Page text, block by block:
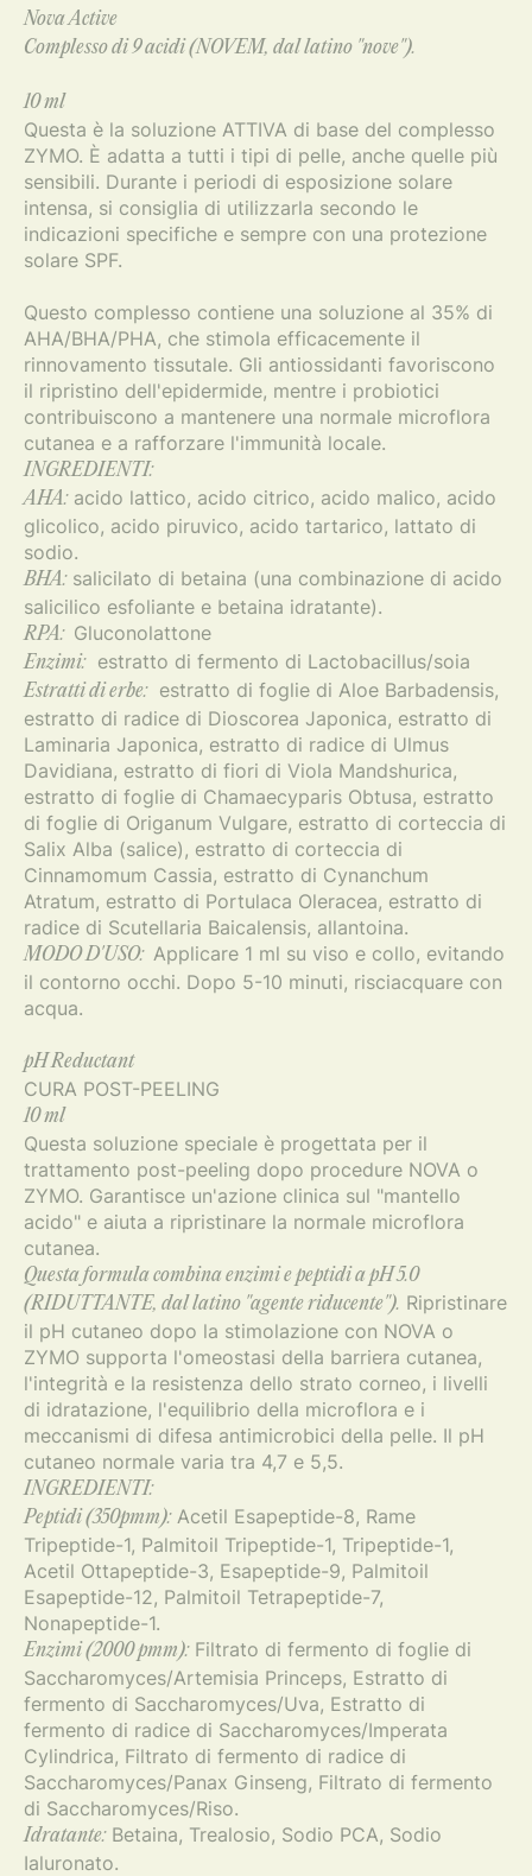
Nova Active
Complesso di 9 acidi (NOVEM, dal latino "nove").
10 ml
Questa è la soluzione ATTIVA di base del complesso
ZYMO. È adatta a tutti i tipi di pelle, anche quelle più
sensibili. Durante i periodi di esposizione solare
intensa, si consiglia di utilizzarla secondo le
indicazioni specifiche e sempre con una protezione
solare SPF.
Questo complesso contiene una soluzione al 35% di
AHA/BHA/PHA, che stimola efficacemente il
rinnovamento tissutale. Gli antiossidanti favoriscono
il ripristino dell'epidermide, mentre i probiotici
contribuiscono a mantenere una normale microflora
cutanea e a rafforzare l'immunità locale.
INGREDIENTI:
AHA:acido lattico, acido citrico, acido malico, acido
glicolico, acido piruvico, acido tartarico, lattato di
sodio.
BHA:salicilato di betaina (una combinazione di acido
salicilico esfoliante e betaina idratante).
RPA: Gluconolattone
Enzimi:estratto di fermento di Lactobacillus/soia
Estratti di erbe:estratto di foglie di Aloe Barbadensis,
estratto di radice di Dioscorea Japonica, estratto di
Laminaria Japonica, estratto di radice di Ulmus
Davidiana, estratto di fiori di Viola Mandshurica,
estratto di foglie di Chamaecyparis Obtusa, estratto
di foglie di Origanum Vulgare, estratto di corteccia di
Salix Alba (salice), estratto di corteccia di
Cinnamomum Cassia, estratto di Cynanchum
Atratum, estratto di Portulaca Oleracea, estratto di
radice di Scutellaria Baicalensis, allantoina.
MODO D'USO: Applicare 1 ml su viso e collo, evitando
il contorno occhi. Dopo 5-10 minuti, risciacquare con
acqua.
pH Reductant
CURA POST-PEELING
10 ml
Questa soluzione speciale è progettata per il
trattamento post-peeling dopo procedure NOVA o
ZYMO. Garantisce un'azione clinica sul "mantello
acido" e aiuta a ripristinare la normale microflora
cutanea.
Questa formula combina enzimi e peptidi a pH 5.0
(RIDUTTANTE, dal latino "agente riducente"). Ripristinare
il pH cutaneo dopo la stimolazione con NOVA o
ZYMO supporta l'omeostasi della barriera cutanea,
l'integrità e la resistenza dello strato corneo, i livelli
di idratazione, l'equilibrio della microflora e i
meccanismi di difesa antimicrobici della pelle. Il pH
cutaneo normale varia tra 4,7 e 5,5.
INGREDIENTI:
Peptidi (350pmm):Acetil Esapeptide-8, Rame
Tripeptide-1, Palmitoil Tripeptide-1, Tripeptide-1,
Acetil Ottapeptide-3, Esapeptide-9, Palmitoil
Esapeptide-12, Palmitoil Tetrapeptide-7,
Nonapeptide-1.
Enzimi (2000 pmm):Filtrato di fermento di foglie di
Saccharomyces/Artemisia Princeps, Estratto di
fermento di Saccharomyces/Uva, Estratto di
fermento di radice di Saccharomyces/Imperata
Cylindrica, Filtrato di fermento di radice di
Saccharomyces/Panax Ginseng, Filtrato di fermento
di Saccharomyces/Riso.
Idratante:Betaina, Trealosio, Sodio PCA, Sodio
Ialuronato.